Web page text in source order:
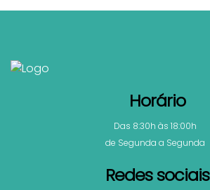
Distância do Mar, Útil:104.00m²
Horário
Das 8:30h às 18:00h
de Segunda a Segunda
Redes sociais